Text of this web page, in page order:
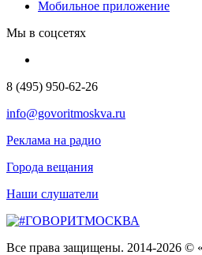
Мобильное приложение
Мы в соцсетях
8 (495) 950-62-26
info@govoritmoskva.ru
Реклама на радио
Города вещания
Наши слушатели
Все права защищены. 2014-2026 ©